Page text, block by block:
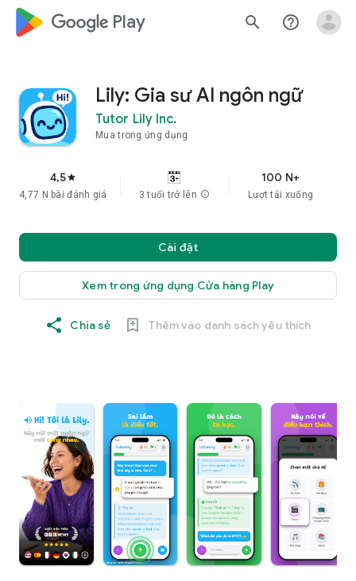
google_logo Play search help_outline
Lily: Gia sư AI ngôn ngữ
Tutor Lily Inc.
Mua trong ứng dụng
4,5star
4,77 N bài đánh giá 3 tuổi trở lên info
100 N+
Lượt tải xuống
Cài đặt
Xem trong ứng dụng Cửa hàng Play
Chia sẻ Thêm vào danh sách yêu thích